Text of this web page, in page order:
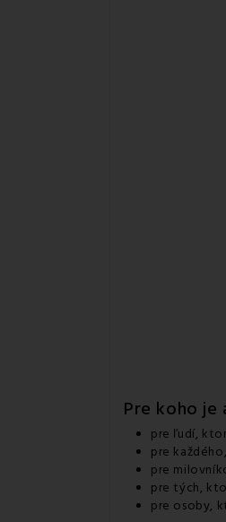
Pre koho je
pre ľudí,
pre
pre
pre tých,
pre osoby,